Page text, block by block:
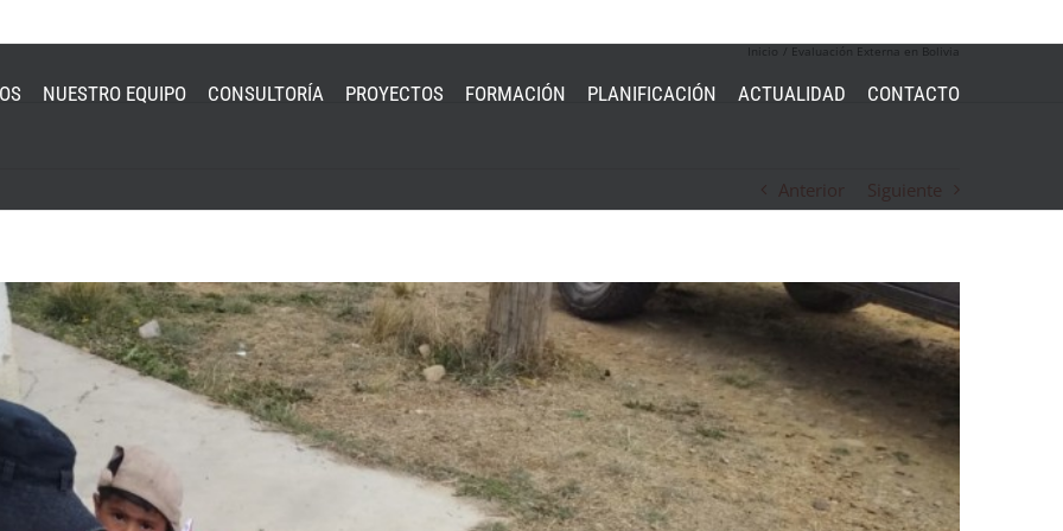
NUESTRO EQUIPO CONSULTORÍA PROYECTOS FORMACIÓN PLANIFICACIÓN ACTUALIDAD CONTACTO
Inicio Evaluación Externa en Bolivia
Anterior Siguiente